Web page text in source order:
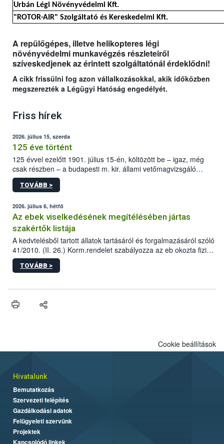
Urbán Légi Növényvédelmi Kft.
"ROTOR-AIR" Szolgáltató és Kereskedelmi Kft.
A repülőgépes, illetve helikopteres légi
növényvédelmi munkavégzés részleteiről
szíveskedjenek az érintett szolgáltatónál érdeklődni!
A cikk frissülni fog azon vállalkozásokkal, akik időközben
megszerezték a Légügyi Hatóság engedélyét.
Friss hírek
2026. július 15, szerda
125 éve történt
125 évvel ezelőtt 1901. július 15-én, költözött be – igaz, még
csak részben – a budapesti m. kir. állami vetőmagvizsgáló
állomás a Kis Rókus utca 15. szám alatti, Czigler Győző által
tervezett új épületébe.
TOVÁBB >
2026. július 6, hétfő
Az ebek viselkedésének megítélésében jártas
szakértők listája
A kedvtelésből tartott állatok tartásáról és forgalmazásáról szóló
41/2010. (II. 26.) Korm.rendelet szabályozza az eb okozta fizikai
sérülés, illetve ennek veszélye keletkezésekor felmerülő
hatósági feladatokat, valamint a veszélyes eb tartását és annak
vonni az ebek viselkedésének megítélésében jártas szakértőt.
TOVÁBB >
Cookie beállítások
Hivatalunk
Bemutatkozás
Szervezeti felépítés
Gazdálkodási adatok
Felügyeleti szervünk
Projektek
Kapcsolódó linkek